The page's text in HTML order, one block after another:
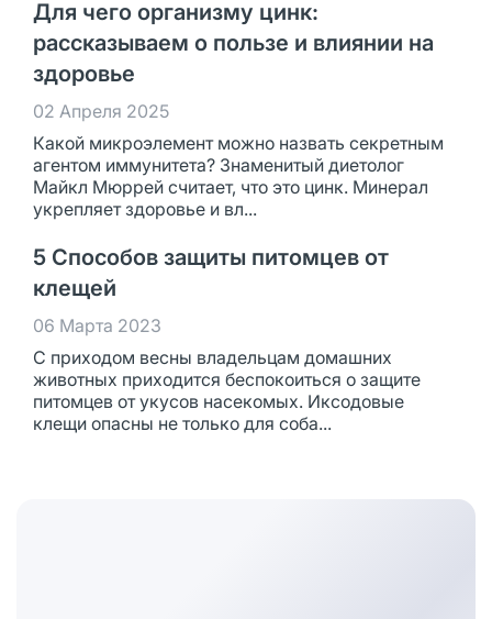
Для чего организму цинк:
рассказываем о пользе и влиянии на
здоровье
02 Апреля 2025
Какой микроэлемент можно назвать секретным
агентом иммунитета? Знаменитый диетолог
Майкл Мюррей считает, что это цинк. Минерал
укрепляет здоровье и вл...
5 Способов защиты питомцев от
клещей
06 Марта 2023
С приходом весны владельцам домашних
животных приходится беспокоиться о защите
питомцев от укусов насекомых. Иксодовые
клещи опасны не только для соба...